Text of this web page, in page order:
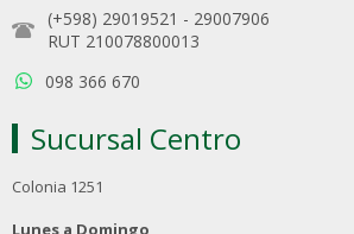
(+598) 29019521 - 29007906
RUT 210078800013
098 366 670
Sucursal Centro
Colonia 1251
Lunes a Domingo